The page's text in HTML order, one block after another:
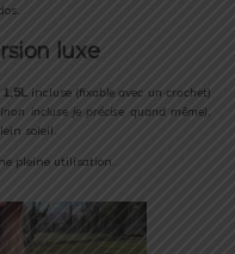
luxe
1,5L incluse (fixable avec un crochet)
(non incluse je précise quand même),
soleil.
pleine utilisation.